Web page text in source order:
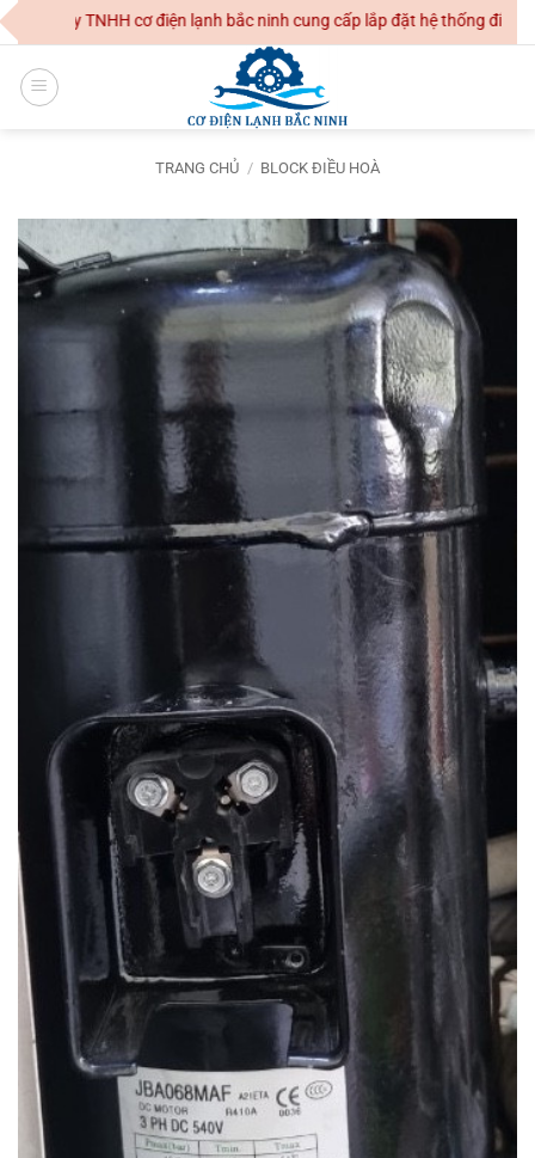
Skip
to
content
Ty TNHH cơ điện lạnh bắc ninh cung cấp lắp đặt hệ thống điều hoà
TRANG CHỦ / BLOCK ĐIỀU HOÀ